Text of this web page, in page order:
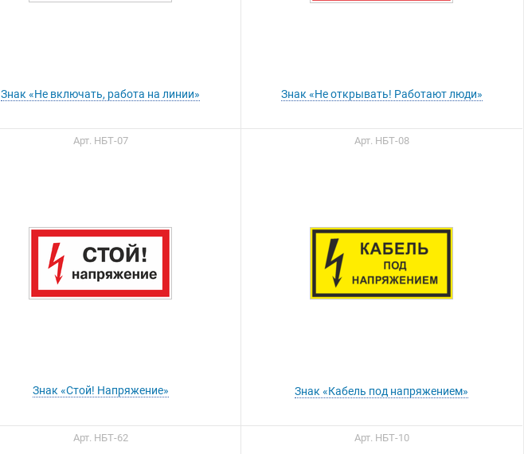
Знак «Не включать, работа на линии» Знак «Не открывать! Работают люди»
Арт. НБТ-07
Знак «Стой! Напряжение»
Арт. НБТ-08
Знак «Кабель под напряжением»
Арт. НБТ-62 Арт. НБТ-10